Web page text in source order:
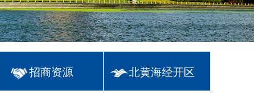
招商资源 北黄海经开区